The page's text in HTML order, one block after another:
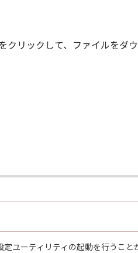
リックして、ファイルをダ
ユーティリティの起動を行うこと